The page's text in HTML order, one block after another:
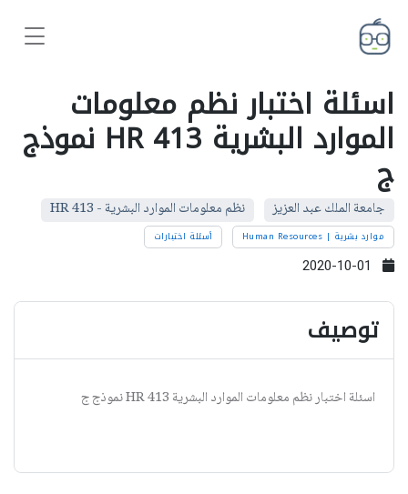
اسئلة اختبار نظم معلومات
الموارد البشرية HR 413 نموذج
ج
جامعة الملك عبد العزيز نظم معلومات الموارد البشرية - HR 413
موارد بشرية | Human Resources أسئلة اختبارات
توصيف
اسئلة اختبار نظم معلومات الموارد البشرية HR 413 نموذج ج